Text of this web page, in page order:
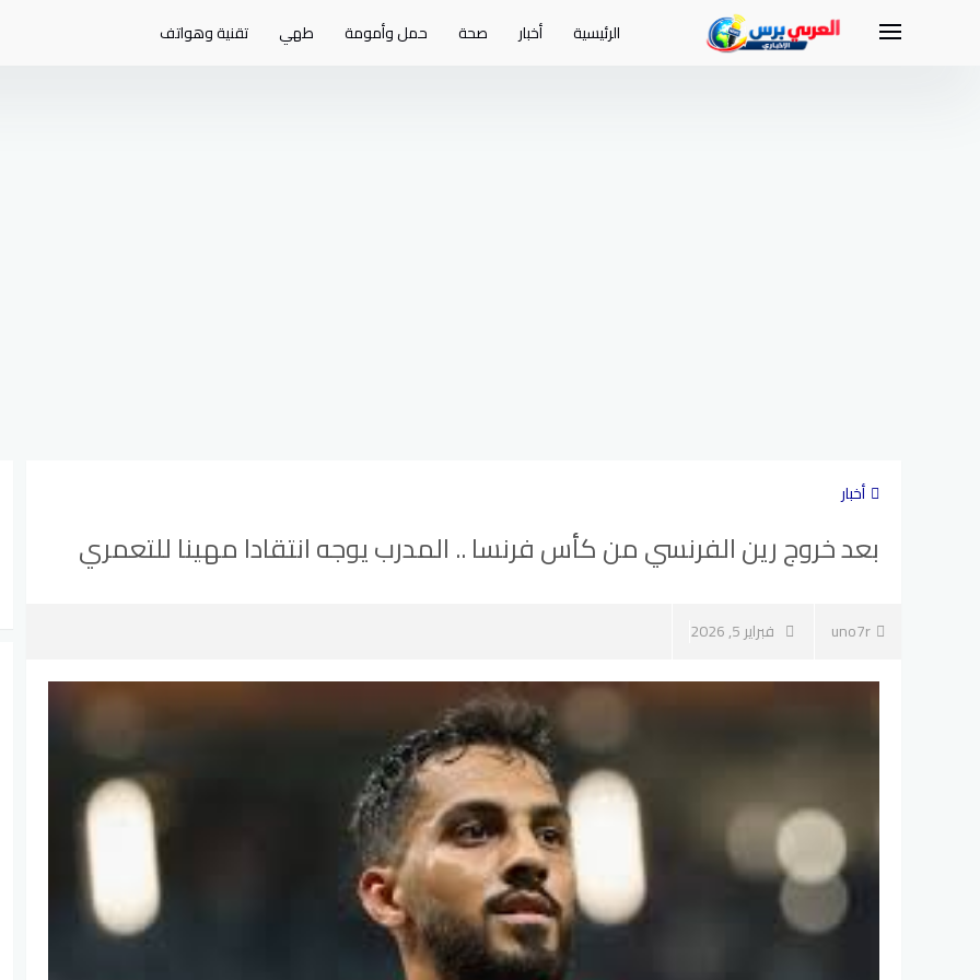
الرئيسية أخبار صحة حمل وأمومة طهي تقنية وهواتف
أخبار
بعد خروج رين الفرنسي من كأس فرنسا .. المدرب يوجه انتقادا مهينا للتعمري
uno7r فبراير 5, 2026